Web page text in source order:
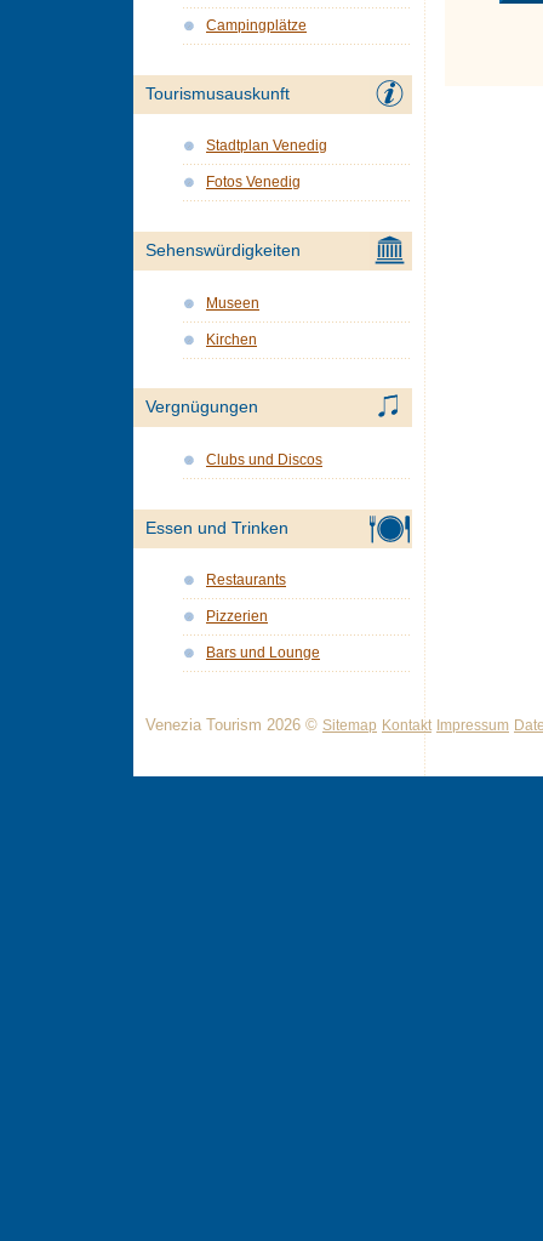
Campingplätze
Tourismusauskunft
Stadtplan Venedig
Fotos Venedig
Sehenswürdigkeiten
Museen
Kirchen
Vergnügungen
Clubs und Discos
Essen und Trinken
Restaurants
Pizzerien
Bars und Lounge
Venezia Tourism 2026 © Sitemap Kontakt Impressum